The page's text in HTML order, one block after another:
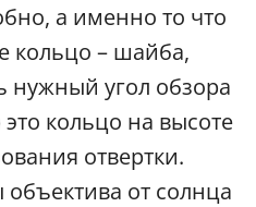
а именно то что
кольцо – шайба,
нужный угол обзора
это кольцо на высоте
отвертки.
от солнца